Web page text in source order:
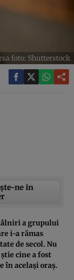
foto: Shutterstock
ne in
a grupului
i-a rămas
de secol. Nu
cine a fost
în același oraș.